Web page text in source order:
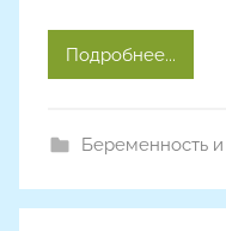
Подробнее...
Беременность